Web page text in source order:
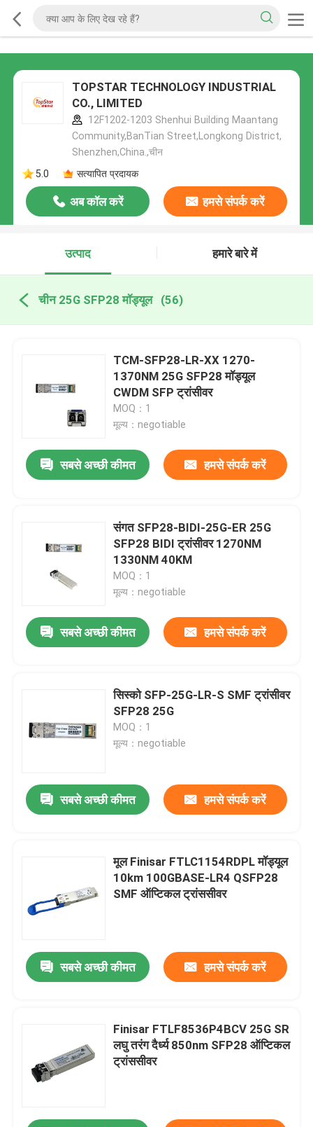
TOPSTAR TECHNOLOGY INDUSTRIAL
CO., LIMITED
12F1202-1203 Shenhui Building Maantang
Community,BanTian Street,Longkong District,
Shenzhen,China.,चीन
5.0
सत्यापित प्रदायक
अब कॉल करें हमसे संपर्क करें
उत्पाद हमारे बारे में
चीन 25G SFP28 मॉड्यूल (56)
TCM-SFP28-LR-XX 1270-
1370NM 25G SFP28 मॉड्यूल
CWDM SFP ट्रांसीवर
MOQ：1
मूल्य：negotiable
सबसे अच्छी कीमत हमसे संपर्क करें
संगत SFP28-BIDI-25G-ER 25G
SFP28 BIDI ट्रांसीवर 1270NM
1330NM 40KM
MOQ：1
मूल्य：negotiable
सबसे अच्छी कीमत हमसे संपर्क करें
सिस्को SFP-25G-LR-S SMF ट्रांसीवर
SFP28 25G
MOQ：1
मूल्य：negotiable
सबसे अच्छी कीमत हमसे संपर्क करें
मूल Finisar FTLC1154RDPL मॉड्यूल
10km 100GBASE-LR4 QSFP28
SMF ऑप्टिकल ट्रांससीवर
सबसे अच्छी कीमत हमसे संपर्क करें
Finisar FTLF8536P4BCV 25G SR
लघु तरंग दैर्ध्य 850nm SFP28 ऑप्टिकल
ट्रांससीवर